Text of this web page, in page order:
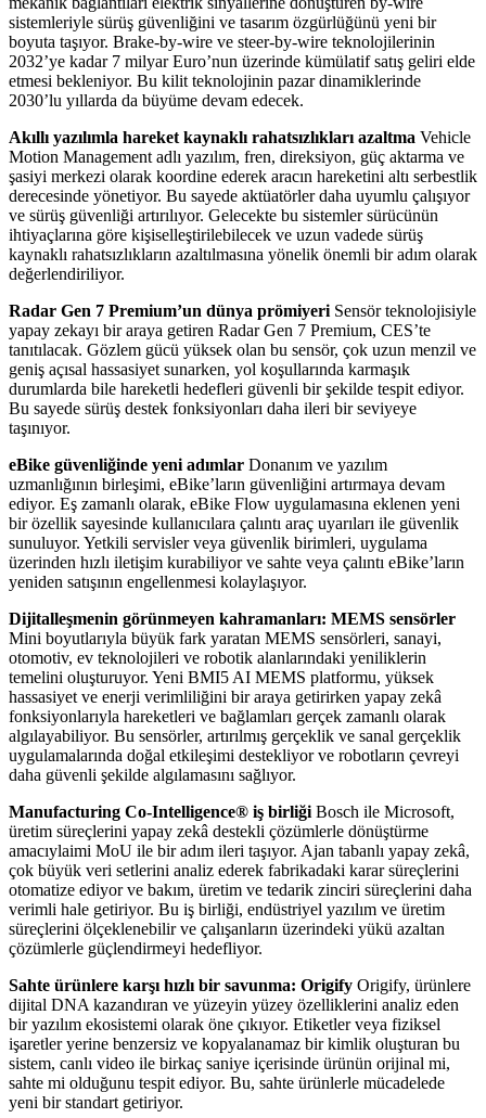
sistemleriyle sürüş güvenliğini ve tasarım özgürlüğünü yeni bir
boyuta taşıyor. Brake-by-wire ve steer-by-wire teknolojilerinin
2032’ye kadar 7 milyar Euro’nun üzerinde kümülatif satış geliri elde
etmesi bekleniyor. Bu kilit teknolojinin pazar dinamiklerinde
2030’lu yıllarda da büyüme devam edecek.
Akıllı yazılımla hareket kaynaklı rahatsızlıkları azaltma Vehicle
Motion Management adlı yazılım, fren, direksiyon, güç aktarma ve
şasiyi merkezi olarak koordine ederek aracın hareketini altı serbestlik
derecesinde yönetiyor. Bu sayede aktüatörler daha uyumlu çalışıyor
ve sürüş güvenliği artırılıyor. Gelecekte bu sistemler sürücünün
ihtiyaçlarına göre kişiselleştirilebilecek ve uzun vadede sürüş
kaynaklı rahatsızlıkların azaltılmasına yönelik önemli bir adım olarak
değerlendiriliyor.
Radar Gen 7 Premium’un dünya prömiyeri Sensör teknolojisiyle
yapay zekayı bir araya getiren Radar Gen 7 Premium, CES’te
tanıtılacak. Gözlem gücü yüksek olan bu sensör, çok uzun menzil ve
geniş açısal hassasiyet sunarken, yol koşullarında karmaşık
durumlarda bile hareketli hedefleri güvenli bir şekilde tespit ediyor.
Bu sayede sürüş destek fonksiyonları daha ileri bir seviyeye
taşınıyor.
eBike güvenliğinde yeni adımlar Donanım ve yazılım
uzmanlığının birleşimi, eBike’ların güvenliğini artırmaya devam
ediyor. Eş zamanlı olarak, eBike Flow uygulamasına eklenen yeni
bir özellik sayesinde kullanıcılara çalıntı araç uyarıları ile güvenlik
sunuluyor. Yetkili servisler veya güvenlik birimleri, uygulama
üzerinden hızlı iletişim kurabiliyor ve sahte veya çalıntı eBike’ların
yeniden satışının engellenmesi kolaylaşıyor.
Dijitalleşmenin görünmeyen kahramanları: MEMS sensörler
Mini boyutlarıyla büyük fark yaratan MEMS sensörleri, sanayi,
otomotiv, ev teknolojileri ve robotik alanlarındaki yeniliklerin
temelini oluşturuyor. Yeni BMI5 AI MEMS platformu, yüksek
hassasiyet ve enerji verimliliğini bir araya getirirken yapay zekâ
fonksiyonlarıyla hareketleri ve bağlamları gerçek zamanlı olarak
algılayabiliyor. Bu sensörler, artırılmış gerçeklik ve sanal gerçeklik
uygulamalarında doğal etkileşimi destekliyor ve robotların çevreyi
daha güvenli şekilde algılamasını sağlıyor.
Manufacturing Co-Intelligence® iş birliği Bosch ile Microsoft,
üretim süreçlerini yapay zekâ destekli çözümlerle dönüştürme
amacıylaimi MoU ile bir adım ileri taşıyor. Ajan tabanlı yapay zekâ,
çok büyük veri setlerini analiz ederek fabrikadaki karar süreçlerini
otomatize ediyor ve bakım, üretim ve tedarik zinciri süreçlerini daha
verimli hale getiriyor. Bu iş birliği, endüstriyel yazılım ve üretim
süreçlerini ölçeklenebilir ve çalışanların üzerindeki yükü azaltan
çözümlerle güçlendirmeyi hedefliyor.
Sahte ürünlere karşı hızlı bir savunma: Origify Origify, ürünlere
dijital DNA kazandıran ve yüzeyin yüzey özelliklerini analiz eden
bir yazılım ekosistemi olarak öne çıkıyor. Etiketler veya fiziksel
işaretler yerine benzersiz ve kopyalanamaz bir kimlik oluşturan bu
sistem, canlı video ile birkaç saniye içerisinde ürünün orijinal mi,
sahte mi olduğunu tespit ediyor. Bu, sahte ürünlerle mücadelede
yeni bir standart getiriyor.